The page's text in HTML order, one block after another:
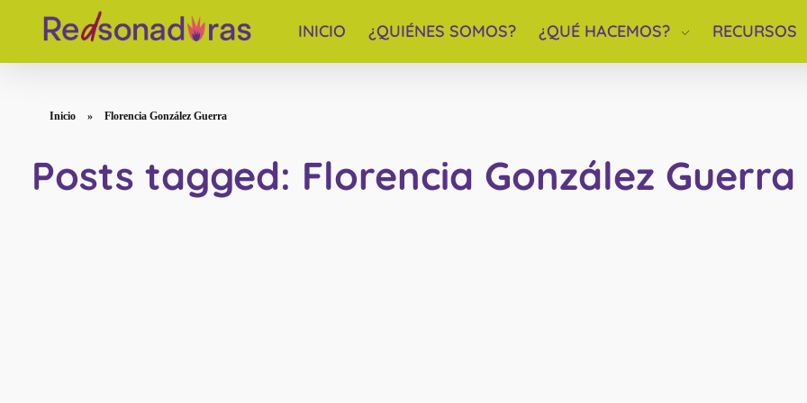
Red de periodistas venezolanas
INICIO ¿QUIÉNES SOMOS? ¿QUÉ HACEMOS? RECURSOS
Inicio » Florencia González Guerra
Posts tagged: Florencia González Guerra